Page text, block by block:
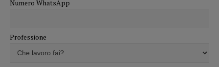
Numero WhatsApp
Professione